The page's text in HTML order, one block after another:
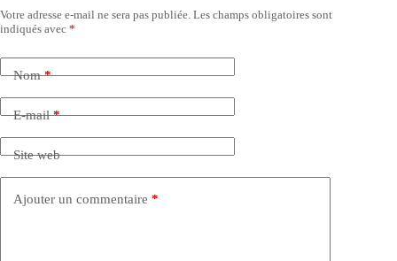
Votre adresse e-mail ne sera pas publiée. Les champs obligatoires sont
indiqués avec *
Nom*
E-mail*
Site web
Ajouter un commentaire *